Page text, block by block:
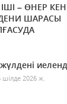
– ӨНЕР
ШАРАСЫ
шілде 2026 ж.